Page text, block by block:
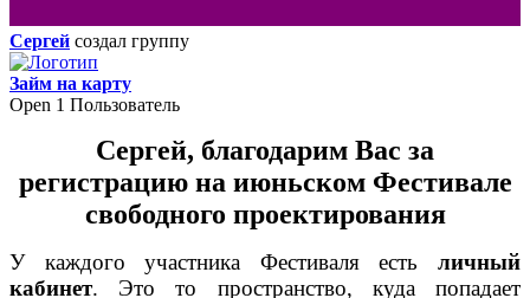
Сергей создал группу
Займ на карту
Open 1 Пользователь
Сергей, благодарим Вас за
регистрацию на июньском Фестивале
свободного проектирования
У каждого участника Фестиваля есть личный
кабинет. Это то пространство, куда попадает